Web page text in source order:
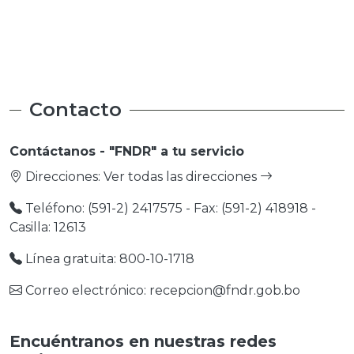
Contacto
Contáctanos - "FNDR" a tu servicio
Direcciones: Ver todas las direcciones
Teléfono: (591-2) 2417575 - Fax: (591-2) 418918 -
Casilla: 12613
Línea gratuita: 800-10-1718
Correo electrónico: recepcion@fndr.gob.bo
Encuéntranos en nuestras redes